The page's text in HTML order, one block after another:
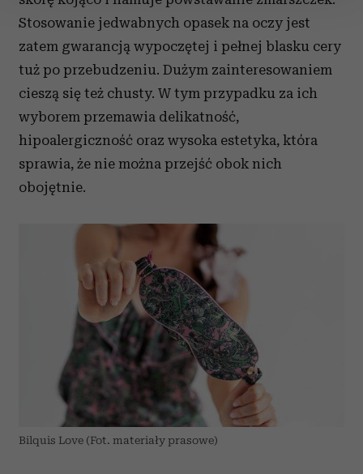
Wykorzystujemy pliki cookie do spersonalizowania treści
i reklam, aby oferować funkcje społecznościowe i
analizować ruch w naszej witrynie. Informacje o tym, jak
korzystasz z naszej witryny, udostępniamy partnerom
społecznościowym, reklamowym i analitycznym.
Partnerzy mogą połączyć te informacje z innymi danymi
otrzymanymi od Ciebie lub uzyskanymi podczas
korzystania z ich usług.
Stosowanie jedwabnych opasek na oczy jest
zatem gwarancją wypoczętej i pełnej blasku cery
tuż po przebudzeniu. Dużym zainteresowaniem
cieszą się też chusty. W tym przypadku za ich
wyborem przemawia delikatność,
hipoalergiczność oraz wysoka estetyka, która
sprawia, że nie można przejść obok nich
obojętnie.
Bilquis Love (Fot. materiały prasowe)